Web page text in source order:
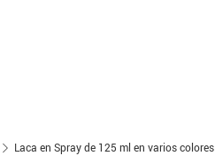
Laca en Spray de 125 ml en varios colores